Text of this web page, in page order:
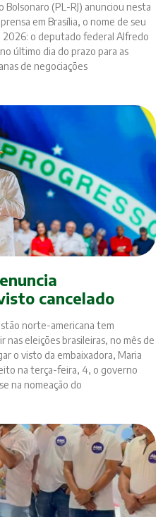
Bolsonaro (PL-RJ) anunciou nesta
em Brasília, o nome de seu
2026: o deputado federal Alfredo
último dia do prazo para as
de negociações
cancelado
norte-americana tem
nas eleições brasileiras, no mês de
o visto da embaixadora, Maria
na terça-feira, 4, o governo
na nomeação do